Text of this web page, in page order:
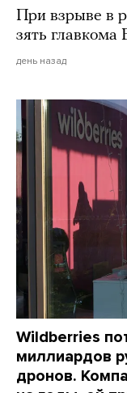
При взрыве в
зять
день назад
Wildberries
миллиардов
дронов.